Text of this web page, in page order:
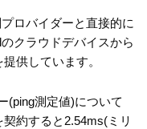
ロバイダーと直接的に
クラウドデバイスから
供しています。
(ping測定値)について
約すると2.54ms(ミリ